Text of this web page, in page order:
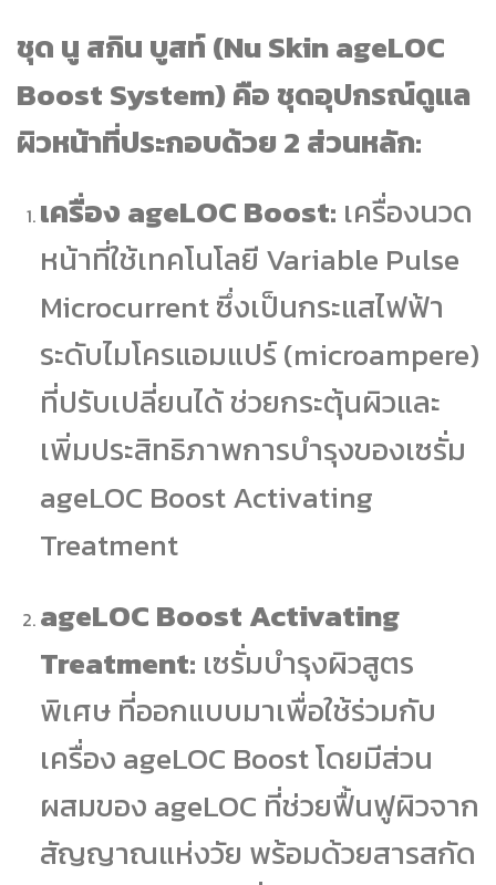
ชุด นู สกิน บูสท์ (Nu Skin ageLOC
Boost System) คือ ชุดอุปกรณ์ดูแล
ผิวหน้าที่ประกอบด้วย 2 ส่วนหลัก:
เครื่อง ageLOC Boost: เครื่องนวด
หน้าที่ใช้เทคโนโลยี Variable Pulse
Microcurrent ซึ่งเป็นกระแสไฟฟ้า
ระดับไมโครแอมแปร์ (microampere)
ที่ปรับเปลี่ยนได้ ช่วยกระตุ้นผิวและ
เพิ่มประสิทธิภาพการบำรุงของเซรั่ม
ageLOC Boost Activating
Treatment
ageLOC Boost Activating
Treatment: เซรั่มบำรุงผิวสูตร
พิเศษ ที่ออกแบบมาเพื่อใช้ร่วมกับ
เครื่อง ageLOC Boost โดยมีส่วน
ผสมของ ageLOC ที่ช่วยฟื้นฟูผิวจาก
สัญญาณแห่งวัย พร้อมด้วยสารสกัด